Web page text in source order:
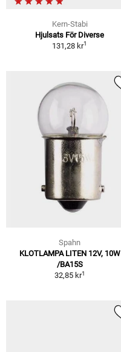
Kern-Stabi
Hjulsats För Diverse
131,28 kr1
Spahn
KLOTLAMPA LITEN 12V, 10W
/BA15S
32,85 kr1